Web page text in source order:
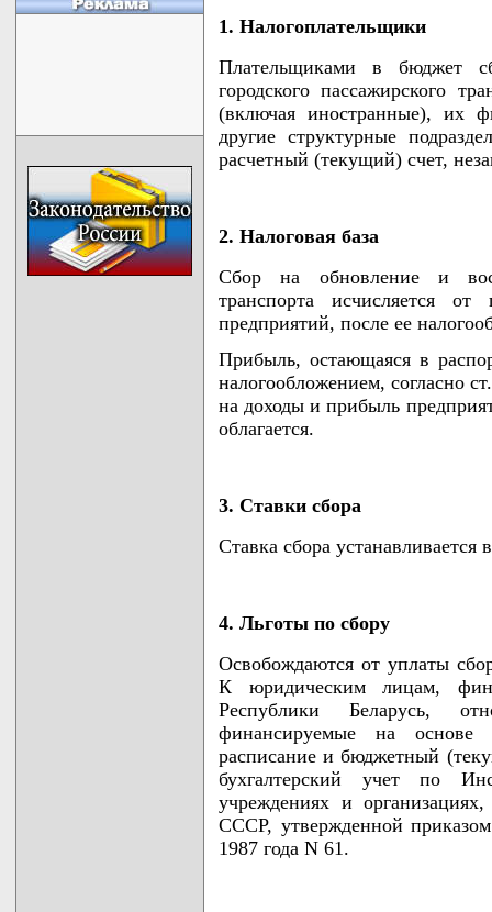
1. Налогоплательщики
Плательщиками в бюджет
городского пассажирского
(включая иностранные), их
другие структурные
расчетный (текущий) счет,
2. Налоговая база
Сбор на обновление и
транспорта исчисляется
предприятий, после ее
Прибыль, остающаяся в
налогообложением, согласно
на доходы и прибыль
облагается.
3. Ставки сбора
Ставка сбора устанавливается
4. Льготы по сбору
Освобождаются от уплаты
К юридическим лицам,
Республики Беларусь,
финансируемые на
расписание и бюджетный
бухгалтерский учет по
учреждениях и
СССР, утвержденной
1987 года N 61.